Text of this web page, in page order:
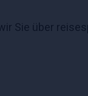
Sie über